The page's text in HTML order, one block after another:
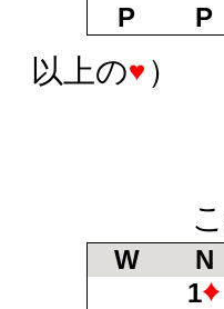
P
P
以上の
）
これが
W N
1